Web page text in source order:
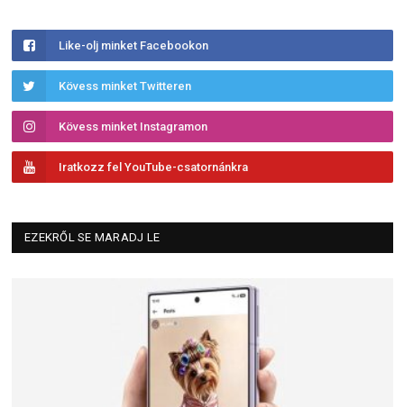
Like-olj minket Facebookon
Kövess minket Twitteren
Kövess minket Instagramon
Iratkozz fel YouTube-csatornánkra
EZEKRŐL SE MARADJ LE